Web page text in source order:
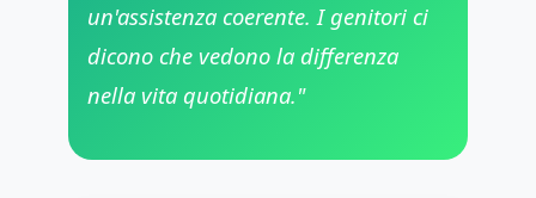
un'assistenza coerente. I genitori ci
dicono che vedono la differenza
nella vita quotidiana."